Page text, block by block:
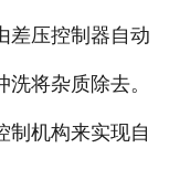
差压控制器自动
将杂质除去。
制机构来实现自